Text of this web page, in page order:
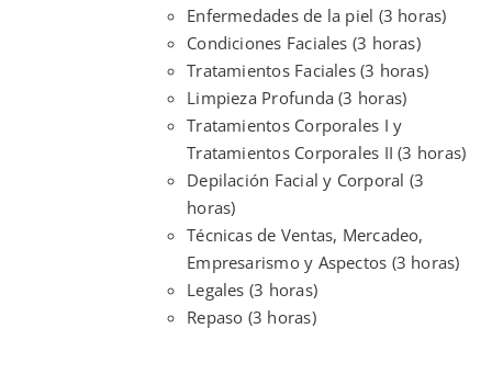
Enfermedades de la piel (3 horas)
Condiciones Faciales (3 horas)
Tratamientos Faciales (3 horas)
Limpieza Profunda (3 horas)
Tratamientos Corporales I y
Tratamientos Corporales II (3 horas)
Depilación Facial y Corporal (3
horas)
Técnicas de Ventas, Mercadeo,
Empresarismo y Aspectos (3 horas)
Legales (3 horas)
Repaso (3 horas)